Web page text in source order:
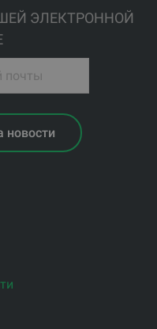
ЭЛЕКТРОННОЙ
новости